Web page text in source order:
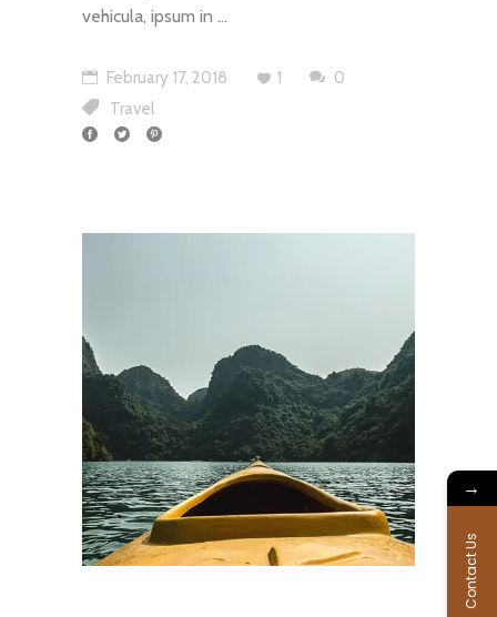
vehicula, ipsum in
February 17, 2018 1
0
Travel
→
Contact Us